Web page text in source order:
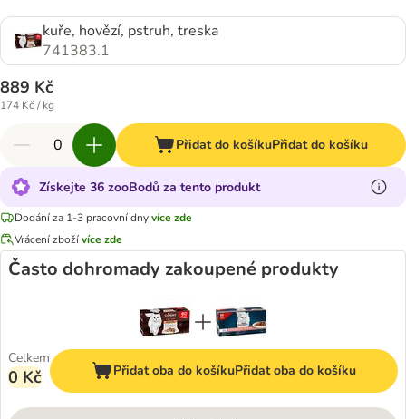
kuře, hovězí, pstruh, treska
741383.1
889 Kč
174 Kč / kg
Přidat do košíkuPřidat do košíku
Získejte 36 zooBodů za tento produkt
Dodání za 1-3 pracovní dnyvíce zde
Vrácení zbožívíce zde
Často dohromady zakoupené produkty
Celkem
0 Kč Přidat oba do košíkuPřidat oba do košíku